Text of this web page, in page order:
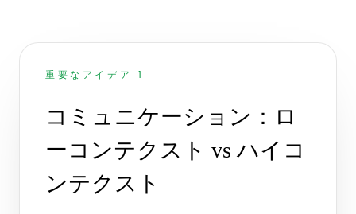
重要なアイデア 1
コミュニケーション：ロ
ーコンテクスト vs ハイコ
ンテクスト